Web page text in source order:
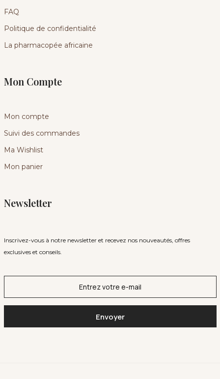
FAQ
Politique de confidentialité
La pharmacopée africaine
Mon Compte
Mon compte
Suivi des commandes
Ma Wishlist
Mon panier
Newsletter
Inscrivez-vous à notre newsletter et recevez nos nouveautés, offres
exclusives et conseils.